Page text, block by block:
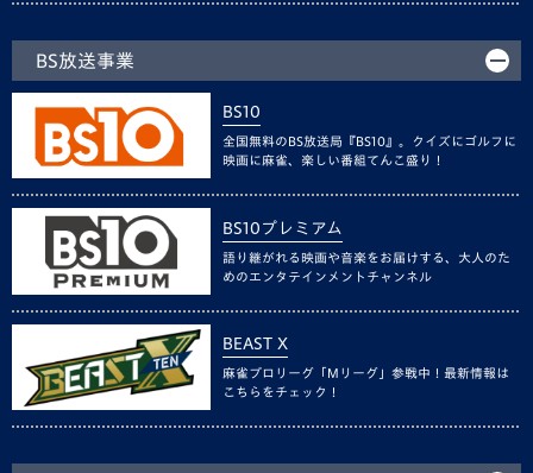
BS放送事業
BS10
全国無料のBS放送局『BS10』。クイズにゴルフに
映画に麻雀、楽しい番組てんこ盛り！
BS10プレミアム
語り継がれる映画や音楽をお届けする、大人のた
めのエンタテインメントチャンネル
BEAST X
麻雀プロリーグ「Mリーグ」参戦中！最新情報は
こちらをチェック！